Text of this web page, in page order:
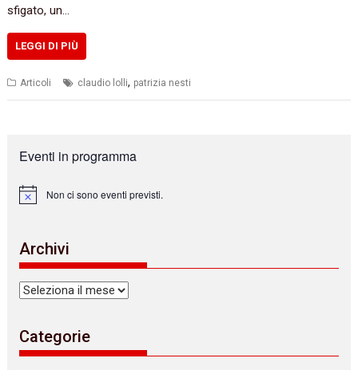
sfigato, un…
LEGGI DI PIÙ
Articoli claudio lolli, patrizia nesti
Eventi in programma
N
c
e
Non ci sono eventi previsti.
Archivi
Archivi
Categorie